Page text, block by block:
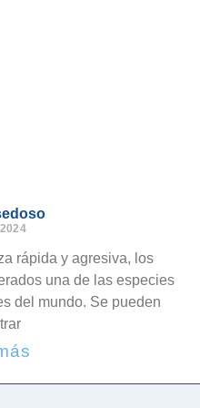
rápida y agresiva, los
una de las especies
del mundo. Se pueden